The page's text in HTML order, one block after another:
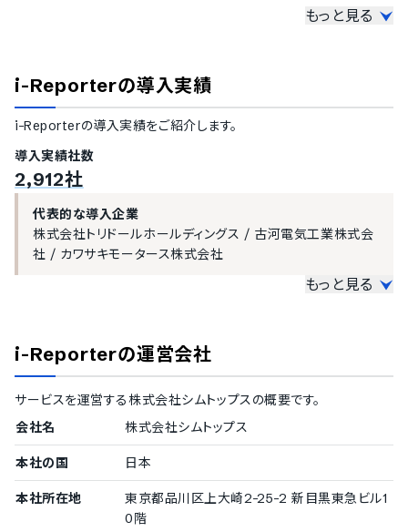
契約書のアップロード
発注書のアップロード
請求書のアップロード
領収書のアップロード
納品書のアップロード
検収書のアップロード
支払通知書のアップロード
銀行WEB帳票のアップロード
注文請書のアップロード
pdf形式のアップロード
png形式のアップロード
jpg形式のアップロード
もっと見る
i-Reporterの導入実績
i-Reporterの導入実績をご紹介します。
導入実績社数
2,912社
代表的な導入企業
株式会社トリドールホールディングス / 古河電気工業株式会
社 / カワサキモータース株式会社
1000名以上
戸田建設株式会社/株式会社トリドールホールディングス/
古河電気工業株式会社/富士フィルムマニュファクチュアリ
ング株式会社
カワサキモータース株式会社
電工
500〜999名
株式会社マルハチ村松
300〜499名
株式会社熊平製作所
もっと見る
i-Reporterの運営会社
サービスを運営する株式会社シムトップスの概要です。
会社名
株式会社シムトップス
本社の国 日本
本社所在地
東京都品川区上大崎2-25-2 新目黒東急ビル1
0階